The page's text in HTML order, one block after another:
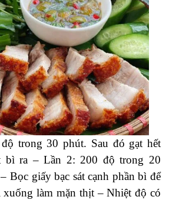
trong 30 phút. Sau đó gạt hết
bì ra – Lần 2: 200 độ trong 20
– Bọc giấy bạc sát cạnh phần bì để
làm mặn thịt – Nhiệt độ có